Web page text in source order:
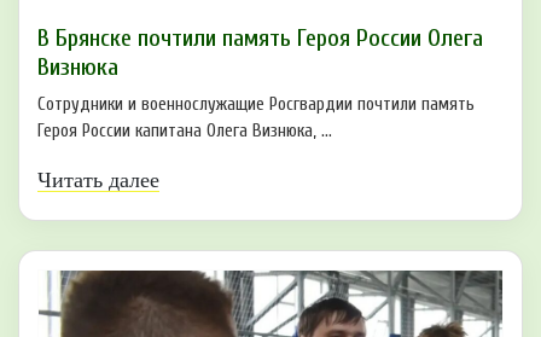
В Брянске почтили память Героя России Олега
Визнюка
Сотрудники и военнослужащие Росгвардии почтили память
Героя России капитана Олега Визнюка, ...
Читать далее